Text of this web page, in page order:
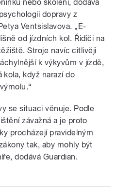
nebo školení, dodává
dopravy z
Ventsislavova. „E-
od jízdních kol. Řidiči na
Stroje navíc citlivěji
k výkyvům v jízdě,
kola, když narazí do
se situaci věnuje. Podle
závažná a je proto
procházejí pravidelným
tak, aby mohly být
dodává Guardian.